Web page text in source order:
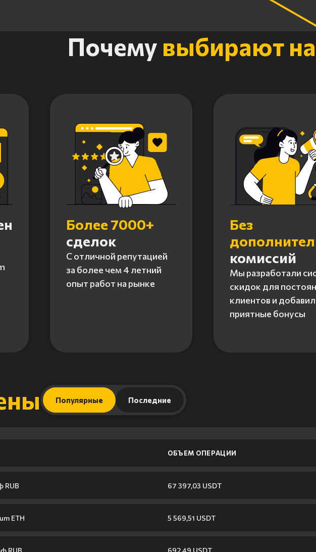
Почему выбирают
Более 7000+
сделок
С отличной репутацией
за более чем 4 летний
опыт работ на рынке
Без
комиссий
Мы разработали
скидок для
клиентов и
приятные бонусы
Популярные Последние
ОБЪЕМ ОПЕРАЦИИ
RUB 67 397,03 USDT
ETH 5 569,51 USDT
RUB 692,49 USDT